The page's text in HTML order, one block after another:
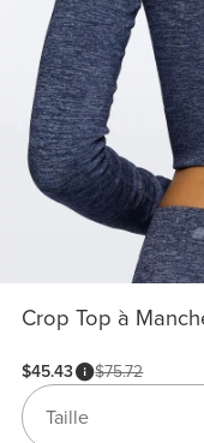
Crop Top à
$45.43 $75.72
Taille